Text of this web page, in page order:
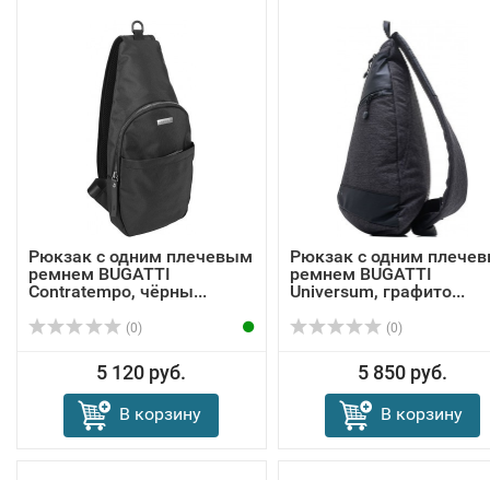
Рюкзак с одним плечевым
ремнем BUGATTI
Contratempo, чёрны...
(0)
5 120 руб.
В корзину
Рюкзак с одним
ремнем BUGATTI
Universum, графито...
(0)
5 850 руб.
В корзину